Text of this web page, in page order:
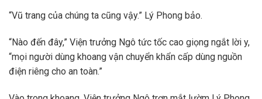
“Vũ trang của chúng ta cũng vậy.” Lý Phong bảo.
“Nào đến đây,” Viện trưởng Ngô tức tốc cao giọng ngắt lời y,
“mọi người dùng khoang vận chuyển khẩn cấp dùng nguồn
điện riêng cho an toàn.”